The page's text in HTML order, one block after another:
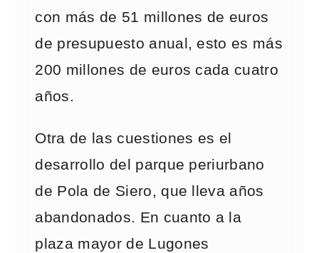
con más de 51 millones de euros
de presupuesto anual, esto es más
200 millones de euros cada cuatro
años.
Otra de las cuestiones es el
desarrollo del parque periurbano
de Pola de Siero, que lleva años
abandonados. En cuanto a la
plaza mayor de Lugones